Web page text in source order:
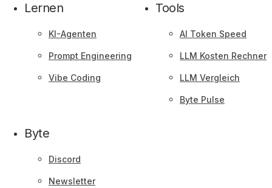
Lernen
KI-Agenten
Prompt Engineering
Vibe Coding
Tools
AI Token Speed
LLM Kosten Rechner
LLM Vergleich
Byte Pulse
Byte
Discord
Newsletter